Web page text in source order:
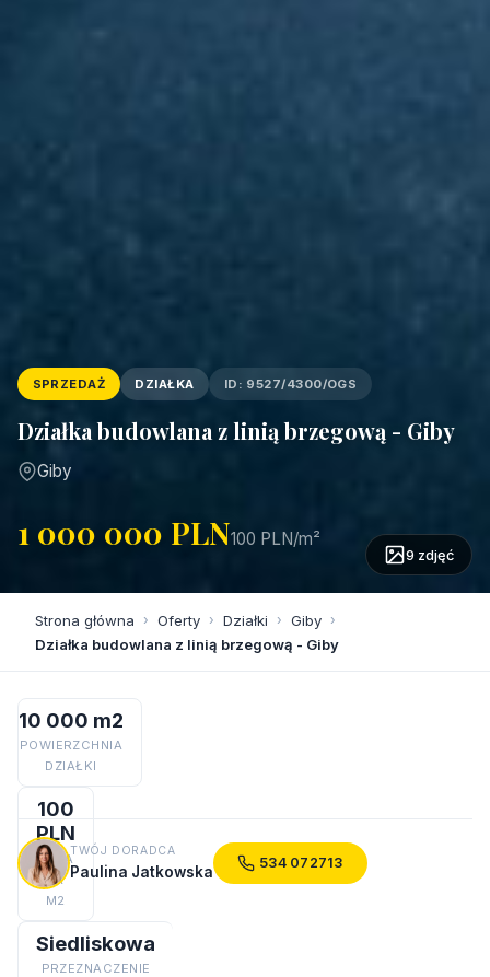
SPRZEDAŻ DZIAŁKA ID: 9527/4300/OGS
Działka budowlana z linią brzegową - Giby
Giby
1 000 000 PLN100 PLN/m²
9 zdjęć
Strona główna › Oferty › Działki › Giby ›
Działka budowlana z linią brzegową - Giby
10 000 m2
POWIERZCHNIA
DZIAŁKI
100
PLN
CENA
ZA
M2
Siedliskowa
PRZEZNACZENIE
TWÓJ DORADCA
Paulina Jatkowska 534 072713